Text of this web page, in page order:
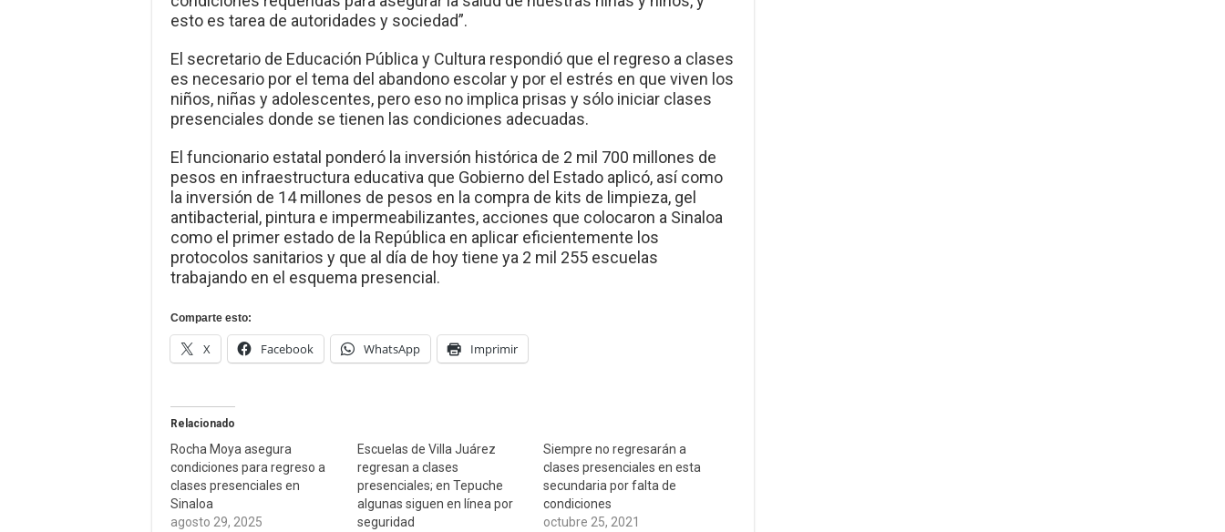
esto es tarea de autoridades y sociedad”.
El secretario de Educación Pública y Cultura respondió que el regreso a clases
es necesario por el tema del abandono escolar y por el estrés en que viven los
niños, niñas y adolescentes, pero eso no implica prisas y sólo iniciar clases
presenciales donde se tienen las condiciones adecuadas.
El funcionario estatal ponderó la inversión histórica de 2 mil 700 millones de
pesos en infraestructura educativa que Gobierno del Estado aplicó, así como
la inversión de 14 millones de pesos en la compra de kits de limpieza, gel
antibacterial, pintura e impermeabilizantes, acciones que colocaron a Sinaloa
como el primer estado de la República en aplicar eficientemente los
protocolos sanitarios y que al día de hoy tiene ya 2 mil 255 escuelas
trabajando en el esquema presencial.
Comparte esto:
X Facebook WhatsApp Imprimir
Relacionado
Rocha Moya asegura
condiciones para regreso a
clases presenciales en
Sinaloa
agosto 29, 2025
Escuelas de Villa Juárez
regresan a clases
presenciales; en Tepuche
algunas siguen en línea por
seguridad
Siempre no regresarán a
clases presenciales en esta
secundaria por falta de
condiciones
octubre 25, 2021